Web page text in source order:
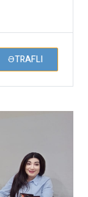
ƏTRAFLI